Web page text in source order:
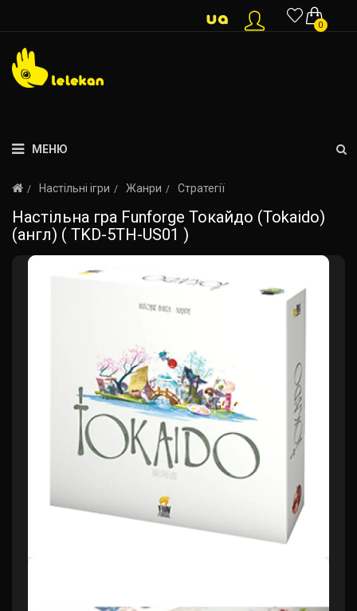
0
МЕНЮ
Настільні ігри Жанри Стратегії
Настільна гра Funforge Токайдо (Tokaido)
(англ) ( TKD-5TH-US01 )